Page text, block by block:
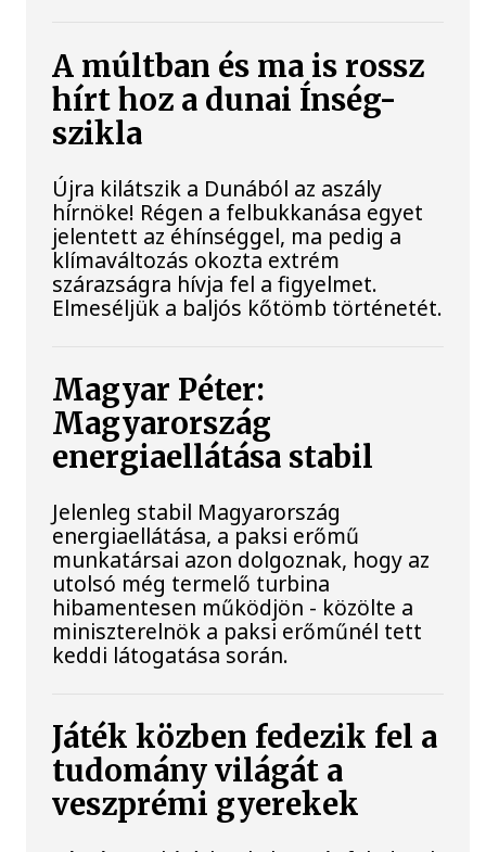
A múltban és ma is rossz
hírt hoz a dunai Ínség-
szikla
Újra kilátszik a Dunából az aszály
hírnöke! Régen a felbukkanása egyet
jelentett az éhínséggel, ma pedig a
klímaváltozás okozta extrém
szárazságra hívja fel a figyelmet.
Elmeséljük a baljós kőtömb történetét.
Magyar Péter:
Magyarország
energiaellátása stabil
Jelenleg stabil Magyarország
energiaellátása, a paksi erőmű
munkatársai azon dolgoznak, hogy az
utolsó még termelő turbina
hibamentesen működjön - közölte a
miniszterelnök a paksi erőműnél tett
keddi látogatása során.
Játék közben fedezik fel a
tudomány világát a
veszprémi gyerekek